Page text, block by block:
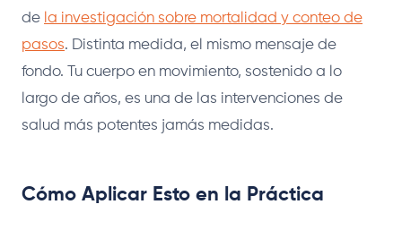
de la investigación sobre mortalidad y conteo de
pasos. Distinta medida, el mismo mensaje de
fondo. Tu cuerpo en movimiento, sostenido a lo
largo de años, es una de las intervenciones de
salud más potentes jamás medidas.
Cómo Aplicar Esto en la Práctica